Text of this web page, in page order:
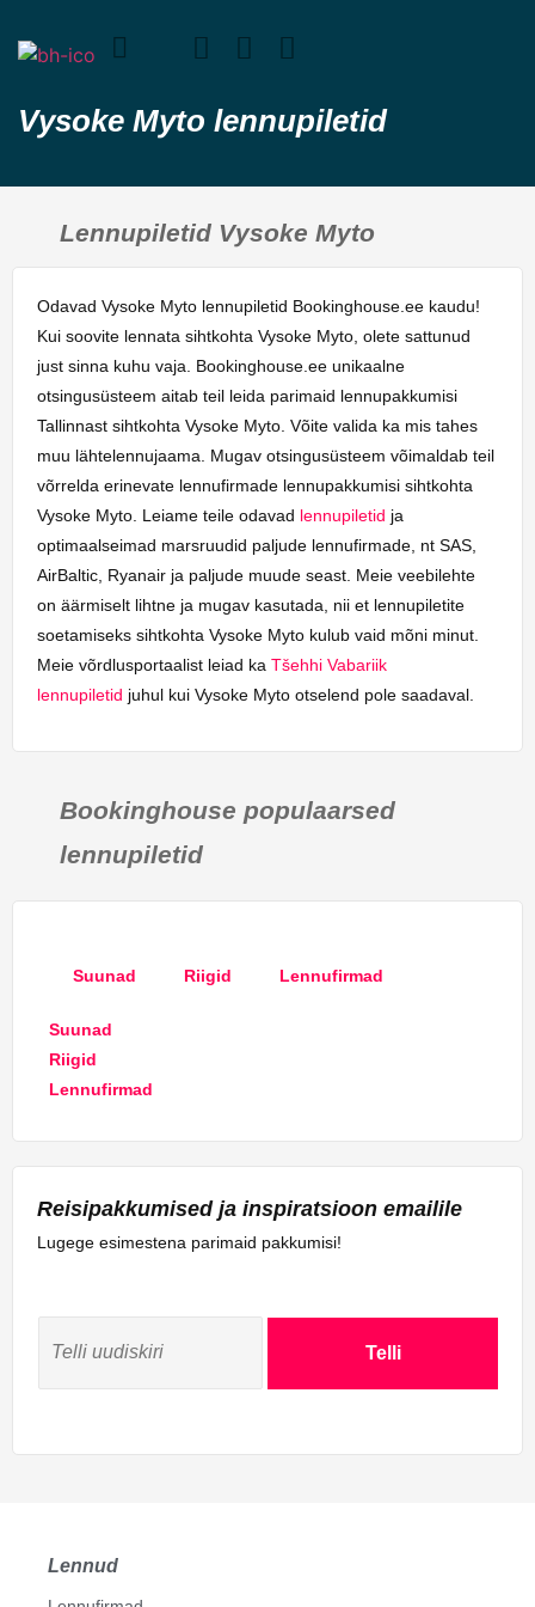
Vysoke Myto lennupiletid
Lennupiletid Vysoke Myto
Odavad Vysoke Myto lennupiletid Bookinghouse.ee kaudu!
Kui soovite lennata sihtkohta Vysoke Myto, olete sattunud
just sinna kuhu vaja. Bookinghouse.ee unikaalne
otsingusüsteem aitab teil leida parimaid lennupakkumisi
Tallinnast sihtkohta Vysoke Myto. Võite valida ka mis tahes
muu lähtelennujaama. Mugav otsingusüsteem võimaldab teil
võrrelda erinevate lennufirmade lennupakkumisi sihtkohta
Vysoke Myto. Leiame teile odavad lennupiletid ja
optimaalseimad marsruudid paljude lennufirmade, nt SAS,
AirBaltic, Ryanair ja paljude muude seast. Meie veebilehte
on äärmiselt lihtne ja mugav kasutada, nii et lennupiletite
soetamiseks sihtkohta Vysoke Myto kulub vaid mõni minut.
Meie võrdlusportaalist leiad ka Tšehhi Vabariik
lennupiletid juhul kui Vysoke Myto otselend pole saadaval.
Bookinghouse populaarsed
lennupiletid
Suunad Riigid Lennufirmad
Suunad
Riigid
Lennufirmad
Reisipakkumised ja inspiratsioon emailile
Lugege esimestena parimaid pakkumisi!
Telli
Lennud